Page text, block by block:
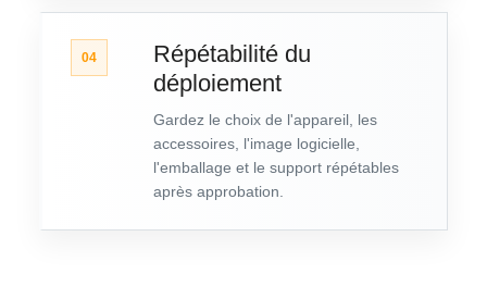
04
Répétabilité du
déploiement
Gardez le choix de l'appareil, les
accessoires, l'image logicielle,
l'emballage et le support répétables
après approbation.